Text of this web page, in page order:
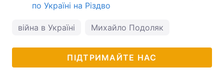
по Україні на Різдво
війна в Україні Михайло Подоляк
ПІДТРИМАЙТЕ НАС